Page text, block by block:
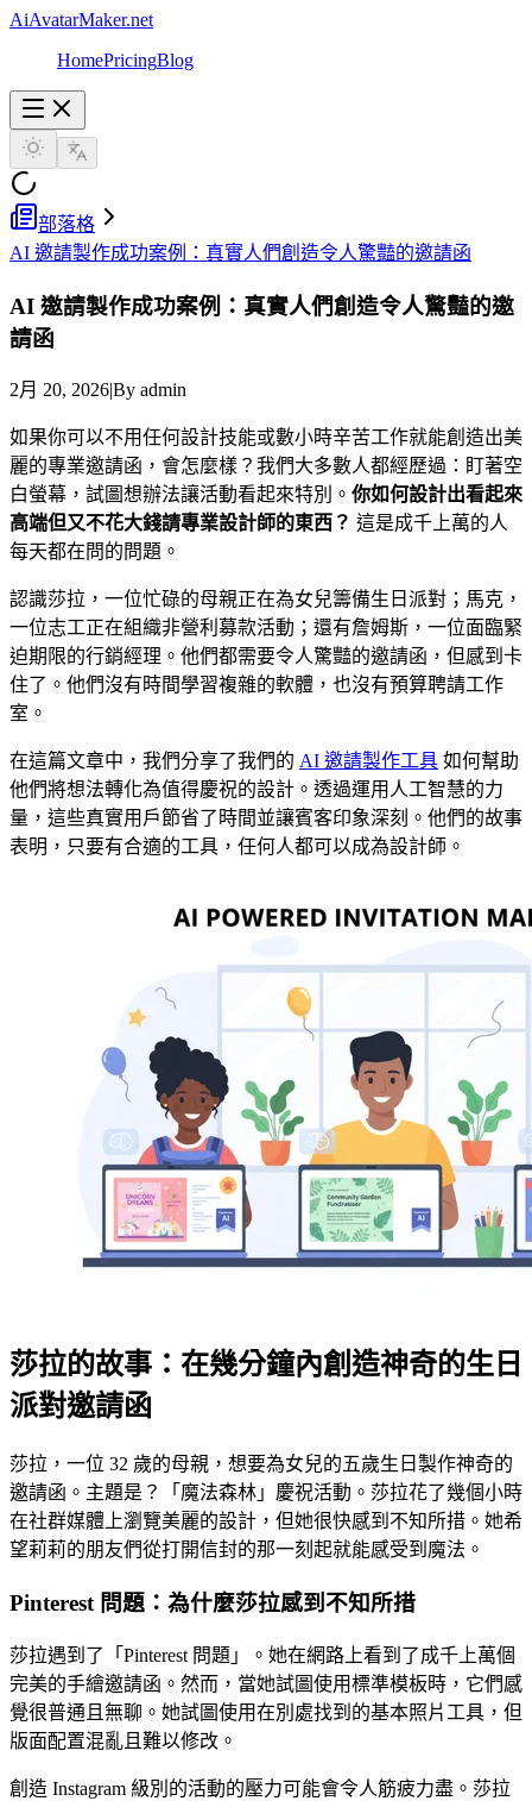
AiAvatarMaker.net
HomePricingBlog
部落格
AI 邀請製作成功案例：真實人們創造令人驚豔的邀請函
AI 邀請製作成功案例：真實人們創造令人驚豔的邀
請函
2月 20, 2026|By admin
如果你可以不用任何設計技能或數小時辛苦工作就能創造出美
麗的專業邀請函，會怎麼樣？我們大多數人都經歷過：盯著空
白螢幕，試圖想辦法讓活動看起來特別。 你如何設計出看起來
高端但又不花大錢請專業設計師的東西？ 這是成千上萬的人
每天都在問的問題。
認識莎拉，一位忙碌的母親正在為女兒籌備生日派對；馬克，
一位志工正在組織非營利募款活動；還有詹姆斯，一位面臨緊
迫期限的行銷經理。他們都需要令人驚豔的邀請函，但感到卡
住了。他們沒有時間學習複雜的軟體，也沒有預算聘請工作
室。
在這篇文章中，我們分享了我們的 AI 邀請製作工具 如何幫助
他們將想法轉化為值得慶祝的設計。透過運用人工智慧的力
量，這些真實用戶節省了時間並讓賓客印象深刻。他們的故事
表明，只要有合適的工具，任何人都可以成為設計師。
莎拉的故事：在幾分鐘內創造神奇的生日
派對邀請函
莎拉，一位 32 歲的母親，想要為女兒的五歲生日製作神奇的
邀請函。主題是？「魔法森林」慶祝活動。莎拉花了幾個小時
在社群媒體上瀏覽美麗的設計，但她很快感到不知所措。她希
望莉莉的朋友們從打開信封的那一刻起就能感受到魔法。
Pinterest 問題：為什麼莎拉感到不知所措
莎拉遇到了「Pinterest 問題」。她在網路上看到了成千上萬個
完美的手繪邀請函。然而，當她試圖使用標準模板時，它們感
覺很普通且無聊。她試圖使用在別處找到的基本照片工具，但
版面配置混亂且難以修改。
創造 Instagram 級別的活動的壓力可能會令人筋疲力盡。莎拉